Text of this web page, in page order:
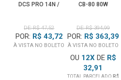
DCS PRO 14N /
DE: R$ 47,52
POR: R$ 43,72
À VISTA NO BOLETO
CB-80 80W
CONTROLE
(BIVOLT)
DE: R$ 394,99
POR: R$ 363,39
À VISTA NO BOLETO
OU 12XDE R$
32,91
TOTAL PARCELADO R$